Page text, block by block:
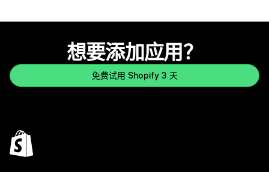
想要添加应用？
免费试用 Shopify 3 天